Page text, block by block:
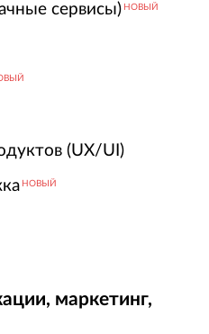
сервисы) НОВЫЙ
(UX/UI)
НОВЫЙ
маркетинг,